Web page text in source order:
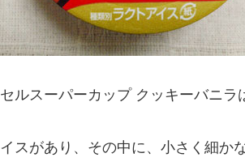
ルスーパーカップ クッキーバニ
スがあり、その中に、小さく細か